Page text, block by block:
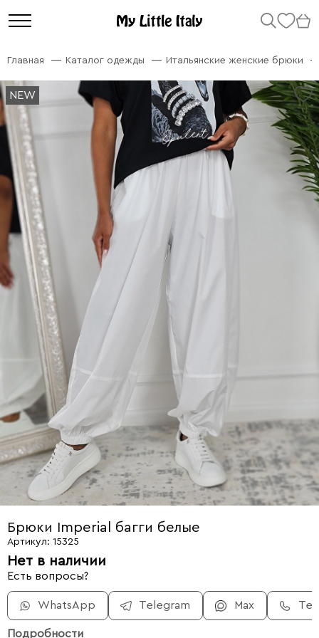
Главная Каталог одежды Итальянские женские брюки
NEW
NEW
Брюки Imperial багги белые
Артикул: 15325
Нет в наличии
Есть вопросы?
WhatsApp Telegram Max
Подробности